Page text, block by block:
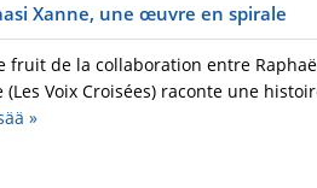
Xanne, une œuvre en spirale
fruit de la collaboration entre
(Les Voix Croisées) raconte une
»